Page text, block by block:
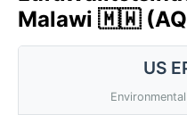
Malawi 🇲🇼
US